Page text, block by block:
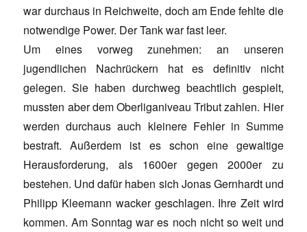
war durchaus in Reichweite, doch am Ende fehlte die
notwendige Power. Der Tank war fast leer.
Um eines vorweg zunehmen: an unseren
jugendlichen Nachrückern hat es definitiv nicht
gelegen. Sie haben durchweg beachtlich gespielt,
mussten aber dem Oberliganiveau Tribut zahlen. Hier
werden durchaus auch kleinere Fehler in Summe
bestraft. Außerdem ist es schon eine gewaltige
Herausforderung, als 1600er gegen 2000er zu
bestehen. Und dafür haben sich Jonas Gernhardt und
Philipp Kleemann wacker geschlagen. Ihre Zeit wird
kommen. Am Sonntag war es noch nicht so weit und